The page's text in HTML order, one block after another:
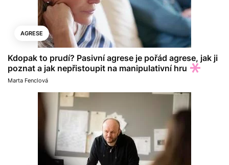
AGRESE
Kdopak to prudí? Pasivní agrese je pořád agrese, jak ji
poznat a jak nepřistoupit na manipulativní hru
Marta Fenclová